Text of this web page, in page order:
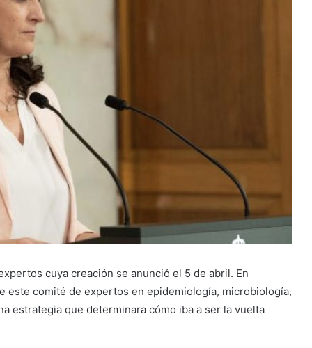
cuya creación se anunció el 5 de abril. En
este comité de expertos en epidemiología, microbiología,
estrategia que determinara cómo iba a ser la vuelta